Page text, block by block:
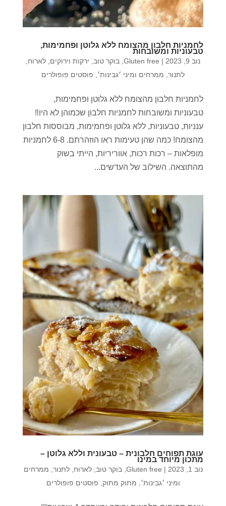
לחמניות חלבון מהצומח ללא גלוטן ופחמימות,
טבעוניות ומשובחות
נוב 9, 2023 |
Gluten free בוקר טוב ירקות וירוקים לארוח
לתנור ממרחים ומיני ׳גבינות׳ פוסטים פופולרים
לחמניות חלבון מהצומח ללא גלוטן ופחמימות,
טבעוניות ומשובחות לחמניות חלבון שכמוהן לא היו‼️
ענניות, טבעוניות, ללא גלוטן ופחמימות, מבוססות חלבון
מהצומח! כמה שהן טעימות ראו הוזהרתם. 6-8 לחמניות
מופלאות – רכות רכות, אווריריות, הייתי בשוק
מהתוצאה. השילוב של העדשים...
עוגת תפוחים חלבונית – טבעונית וללא גלוטן –
מתכון מיוחד במינו
נוב 1, 2023 |
Gluten free
,בוקר טוב,לארוח,לתנור, ממרחים
ומיני ׳גבינות׳, מתוק מתוק, פוסטים פופולרים